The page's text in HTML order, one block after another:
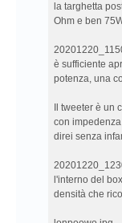
la targhetta
Ohm e ben
è sufficiente
potenza, una
Il tweeter è
con
direi senza
l'interno del
densità che